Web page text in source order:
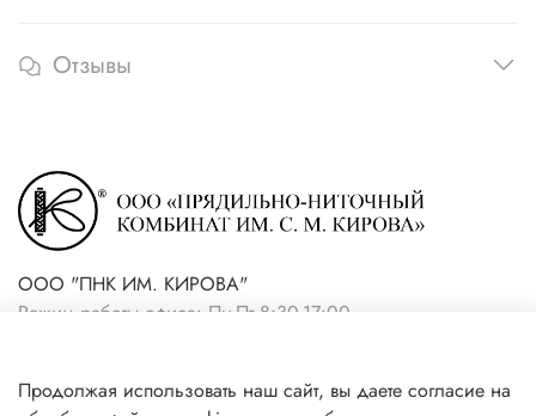
Отзывы
ООО "ПНК ИМ. КИРОВА"
Режим работы офиса: Пн-Пт 8:30-17:00
Продолжая использовать наш сайт, вы даете согласие на